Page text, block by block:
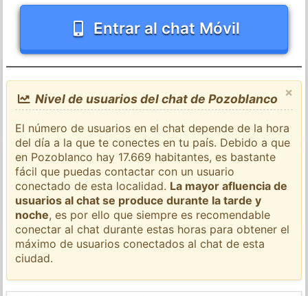
Entrar al chat Móvil
×
Nivel de usuarios del chat de Pozoblanco
El número de usuarios en el chat depende de la hora
del día a la que te conectes en tu país. Debido a que
en Pozoblanco hay 17.669 habitantes, es bastante
fácil que puedas contactar con un usuario
conectado de esta localidad. La mayor afluencia de
usuarios al chat se produce durante la tarde y
noche, es por ello que siempre es recomendable
conectar al chat durante estas horas para obtener el
máximo de usuarios conectados al chat de esta
ciudad.